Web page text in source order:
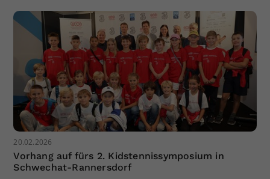
20.02.2026
Vorhang auf fürs 2. Kidstennissymposium in
Schwechat-Rannersdorf
Zweck
Dieser Wert speichert Ihre Consent-
Einstellungen. Unter anderem eine
zufällig generierte ID, für die
historische Speicherung Ihrer
vorgenommen Einstellungen, falls der
Webseiten-Betreiber dies eingestellt
hat.